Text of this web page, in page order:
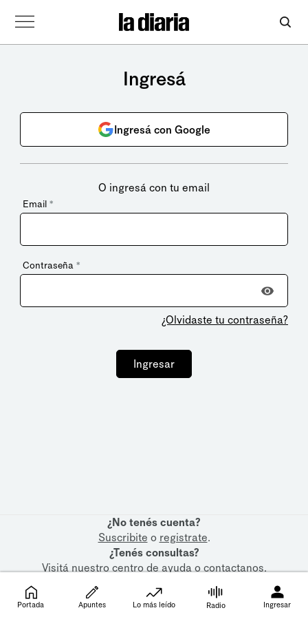
Ingresá
Ingresá con Google
O ingresá con tu email
Email *
Contraseña *
¿Olvidaste tu contraseña?
Ingresar
¿No tenés cuenta?
Suscribite o registrate.
¿Tenés consultas?
Visitá nuestrocentro de ayudaocontactanos.
Portada Apuntes Lo más leído Radio Ingresar